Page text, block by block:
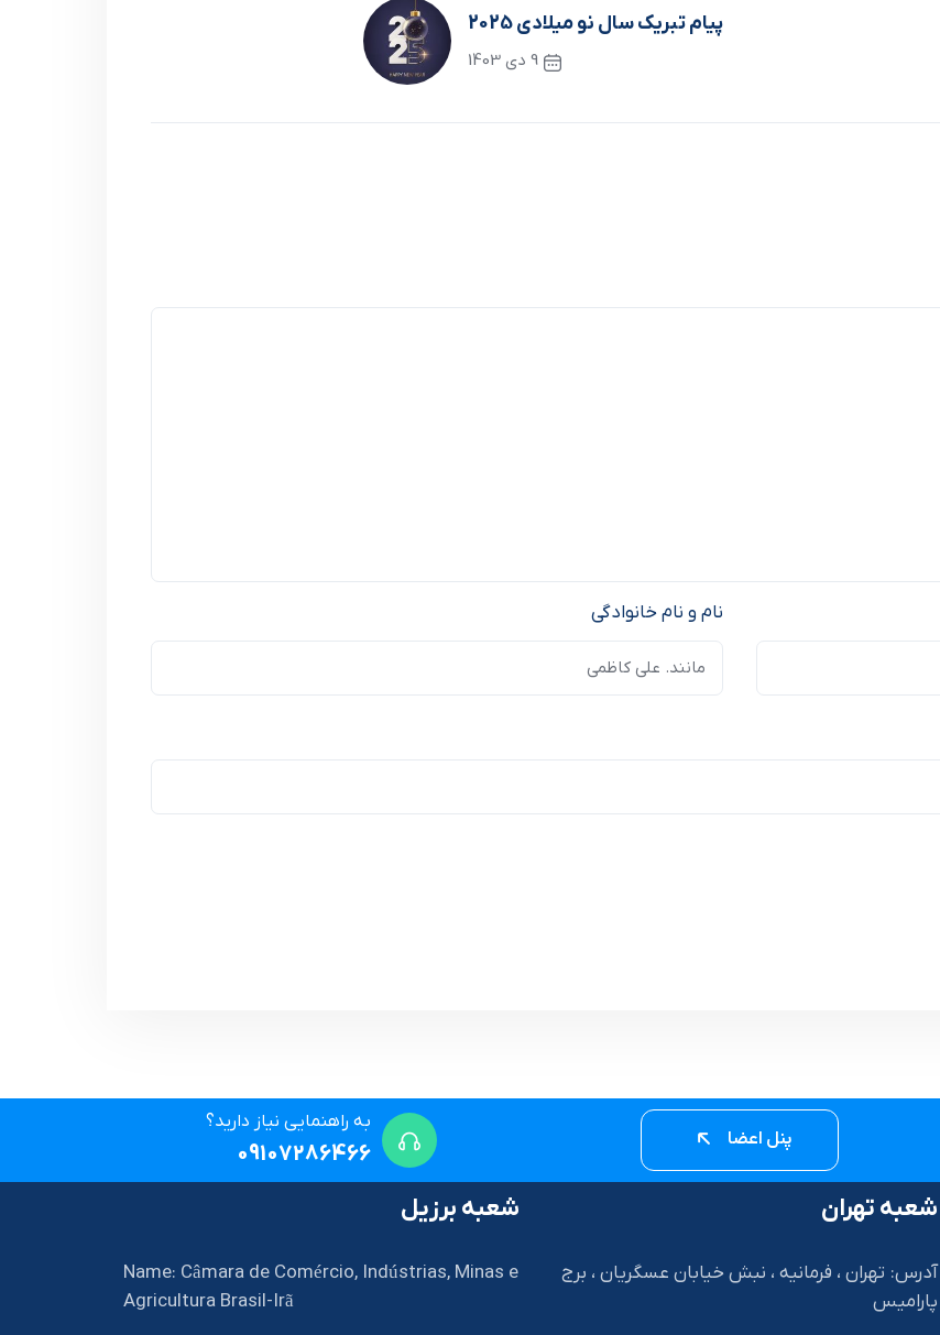
پیام تبریک سال نو میلادی 2025
9 دی 1403
نام و نام خانوادگی
پنل اعضا
به راهنمایی نیاز دارید؟
09107286466
شعبه تهران
آدرس: تهران ، فرمانیه ، نبش خیابان عسگریان ، برج
پارامیس
شعبه برزیل
Name: Câmara de Comércio, Indústrias, Minas e
Agricultura Brasil-Irã